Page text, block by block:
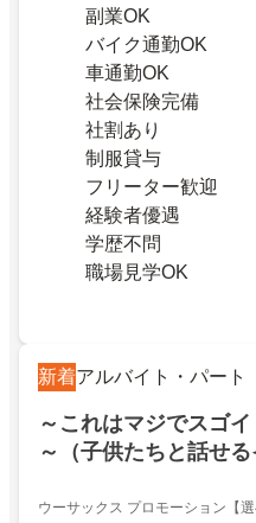
副業OK
バイク通勤OK
車通勤OK
社会保険完備
社割あり
制服貸与
フリーター歓迎
経験者優遇
学歴不問
職場見学OK
新着アルバイト・パート
～これはマジでスゴ
～（子供たちと話せ
だ～〇GPSL
ウーサックス プロモーション【